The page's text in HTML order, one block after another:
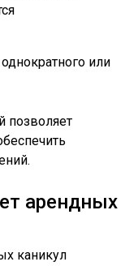
или
позволяет
арендных